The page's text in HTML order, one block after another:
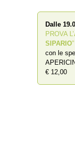
Dalle
PROVA L’
SIPARIO”
con le
€ 12,00